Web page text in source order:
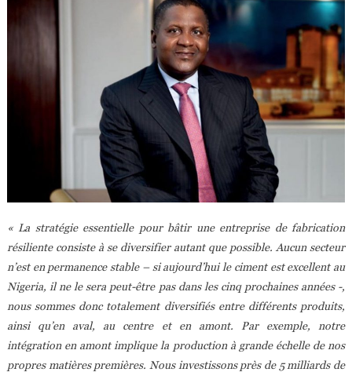
« La stratégie essentielle pour bâtir une entreprise de fabrication
résiliente consiste à se diversifier autant que possible. Aucun secteur
n’est en permanence stable – si aujourd’hui le ciment est excellent au
Nigeria, il ne le sera peut-être pas dans les cinq prochaines années -,
nous sommes donc totalement diversifiés entre différents produits,
ainsi qu’en aval, au centre et en amont. Par exemple, notre
intégration en amont implique la production à grande échelle de nos
propres matières premières. Nous investissons près de 5 milliards de